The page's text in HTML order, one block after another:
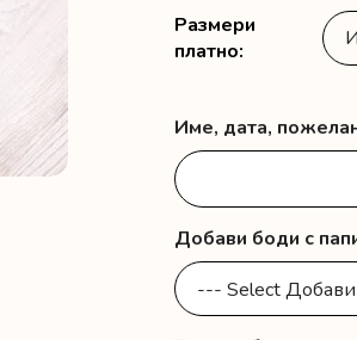
Размери
платно
Име, дата,
Добави боди с